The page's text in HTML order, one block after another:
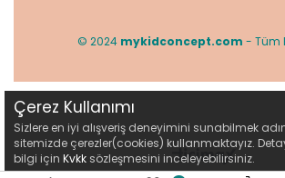
© 2024 mykidconcept.com - Tüm
Çerez Kullanımı
Sizlere en iyi alışveriş deneyimini sunabilmek
sitemizde çerezler(cookies) kullanmaktayız.
bilgi için Kvkk sözleşmesini inceleyebilirsiniz.